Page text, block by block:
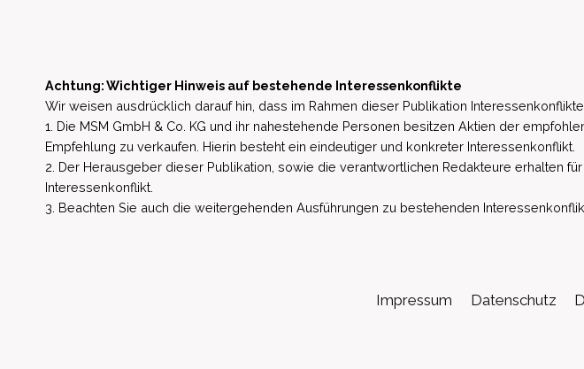
Achtung: Wichtiger Hinweis auf bestehende Interessenkonflikte
Wir weisen ausdrücklich darauf hin, dass im Rahmen dieser Publikation
1. Die MSM GmbH & Co. KG und ihr nahestehende Personen besitzen Aktien der
Empfehlung zu verkaufen. Hierin besteht ein eindeutiger und konkreter Interessenkonflikt.
2. Der Herausgeber dieser Publikation, sowie die verantwortlichen Redakteure erhalten
Interessenkonflikt.
3. Beachten Sie auch die weitergehenden Ausführungen zu bestehenden
Impressum Datenschutz